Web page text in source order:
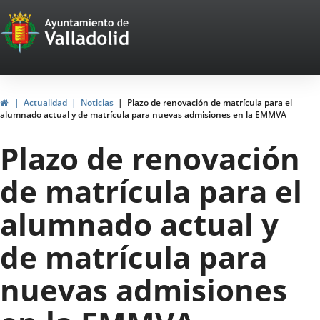
Portal
Web
del
Ayuntamiento
de
Valladolid
InicioActualidad Noticias
Plazo de renovación de matrícula para el
alumnado actual y de matrícula para nuevas admisiones en la EMMVA
Plazo de renovación
de matrícula para el
alumnado actual y
de matrícula para
nuevas admisiones